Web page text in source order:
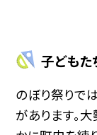
子どもた
のぼり祭りで
があります。